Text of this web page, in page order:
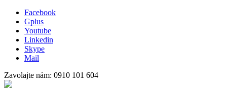
Facebook
Gplus
Youtube
Linkedin
Skype
Mail
Zavolajte nám: 0910 101 604